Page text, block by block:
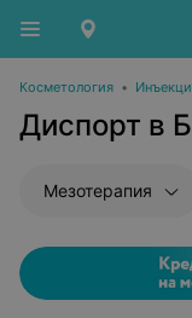
Косметология •
Диспорт в
Мезотерапия